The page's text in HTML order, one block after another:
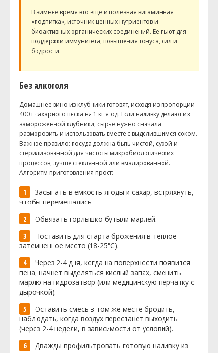
В зимнее время это еще и полезная витаминная
«подпитка», источник ценных нутриентов и
биоактивных органических соединений. Ее пьют для
поддержки иммунитета, повышения тонуса, сил и
бодрости.
Без алкоголя
Домашнее вино из клубники готовят, исходя из пропорции
400 г сахарного песка на 1 кг ягод. Если наливку делают из
замороженной клубники, сырье нужно сначала
разморозить и использовать вместе с выделившимся соком.
Важное правило: посуда должна быть чистой, сухой и
стерилизованной для чистоты микробиологических
процессов, лучше стеклянной или эмалированной.
Алгоритм приготовления прост:
Засыпать в емкость ягоды и сахар, встряхнуть,
чтобы перемешались.
Обвязать горлышко бутыли марлей.
Поставить для старта брожения в теплое
затемненное место (18-25°C).
Через 2-4 дня, когда на поверхности появится
пена, начнет выделяться кислый запах, сменить
марлю на гидрозатвор (или медицинскую перчатку с
дырочкой).
Оставить смесь в том же месте бродить,
наблюдать, когда воздух перестанет выходить
(через 2-4 недели, в зависимости от условий).
Дважды профильтровать готовую наливку из